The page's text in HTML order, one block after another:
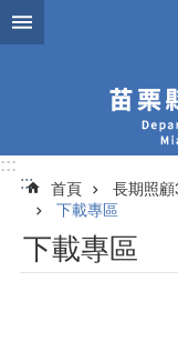
跳到主要內容區塊
:::
:::
首頁 長期照
下載專區
下載專區